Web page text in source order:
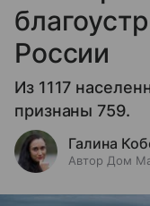
России
Из 1117
признаны 759.
Галина
Автор Дом